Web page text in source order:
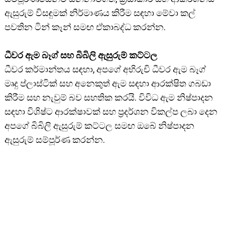
ඇසුරුම් විසඳුමක් නිර්මාණය කිරීම සඳහා මේවා කල්
පවතින ටින් කෑන් සමඟ ඒකාබද්ධ කරන්න.
ධීවර ඇම බෑග් සහ බිබිලි ඇසුරුම් කට්ටල
ධීවර කර්මාන්තය සඳහා, අපගේ අභිරුචි ධීවර ඇම බෑග්
මෘදු ප්ලාස්ටික් සහ අනෙකුත් ඇම සඳහා ආරක්ෂිත ගබඩා
කිරීම සහ නැවුම් බව සහතික කරයි. විවිධ ඇම නිෂ්පාදන
සඳහා විශිෂ්ට ආරක්ෂාවක් සහ ප්‍රදර්ශන විකල්ප ලබා දෙන
අපගේ බිබිලි ඇසුරුම් කට්ටල සමඟ ඔබේ නිෂ්පාදන
ඇසුරුම් සම්පූර්ණ කරන්න.